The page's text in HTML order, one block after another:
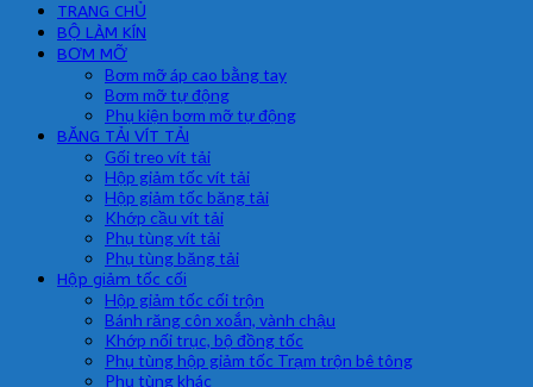
TRANG CHỦ
BỘ LÀM KÍN
BƠM MỠ
Bơm mỡ áp cao bằng tay
Bơm mỡ tự động
Phụ kiện bơm mỡ tự động
BĂNG TẢI VÍT TẢI
Gối treo vít tải
Hộp giảm tốc vít tải
Hộp giảm tốc băng tải
Khớp cầu vít tải
Phụ tùng vít tải
Phụ tùng băng tải
Hộp giảm tốc cối
Hộp giảm tốc cối trộn
Bánh răng côn xoắn, vành chậu
Khớp nối trục, bộ đồng tốc
Phụ tùng hộp giảm tốc Trạm trộn bê tông
Phụ tùng khác